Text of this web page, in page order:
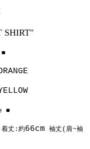
SHIRT"
■
着丈:約66cm 袖丈(肩~袖